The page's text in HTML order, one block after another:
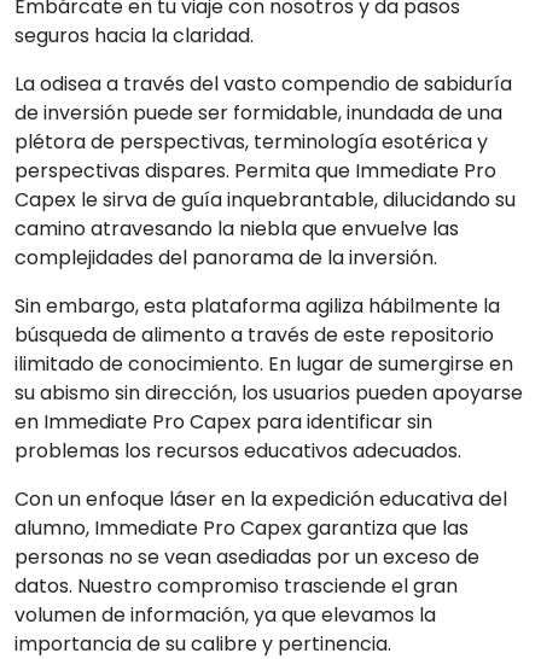
Embárcate en tu viaje con nosotros y da pasos
seguros hacia la claridad.
La odisea a través del vasto compendio de sabiduría
de inversión puede ser formidable, inundada de una
plétora de perspectivas, terminología esotérica y
perspectivas dispares. Permita que Immediate Pro
Capex le sirva de guía inquebrantable, dilucidando su
camino atravesando la niebla que envuelve las
complejidades del panorama de la inversión.
Sin embargo, esta plataforma agiliza hábilmente la
búsqueda de alimento a través de este repositorio
ilimitado de conocimiento. En lugar de sumergirse en
su abismo sin dirección, los usuarios pueden apoyarse
en Immediate Pro Capex para identificar sin
problemas los recursos educativos adecuados.
Con un enfoque láser en la expedición educativa del
alumno, Immediate Pro Capex garantiza que las
personas no se vean asediadas por un exceso de
datos. Nuestro compromiso trasciende el gran
volumen de información, ya que elevamos la
importancia de su calibre y pertinencia.